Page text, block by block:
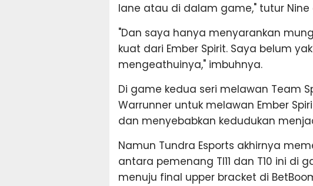
lane atau di dalam game," tutur Nine
"Dan saya hanya menyarankan
kuat dari Ember Spirit. Saya belum
mengeathuinya," imbuhnya.
Di game kedua seri melawan Team
Warrunner untuk melawan Ember
dan menyebabkan kedudukan
Namun Tundra Esports akhirnya
antara pemenang TI11 dan T10 ini di
menuju final upper bracket di